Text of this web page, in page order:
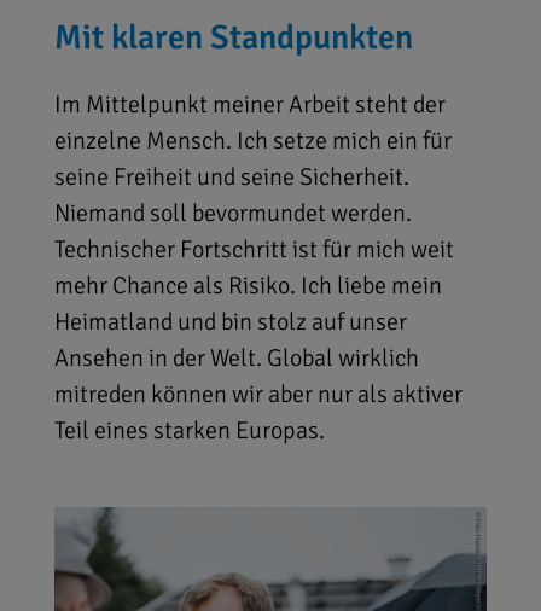
Mit klaren Standpunkten
Im Mittelpunkt meiner Arbeit steht der
einzelne Mensch. Ich setze mich ein für
seine Freiheit und seine Sicherheit.
Niemand soll bevormundet werden.
Technischer Fortschritt ist für mich weit
mehr Chance als Risiko. Ich liebe mein
Heimatland und bin stolz auf unser
Ansehen in der Welt. Global wirklich
mitreden können wir aber nur als aktiver
Teil eines starken Europas.
Die CSU ist die Partei der
Bundeswehr und steht fest an der